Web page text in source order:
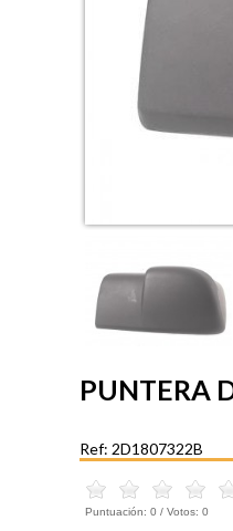
PUNTERA
Ref: 2D1807322B
Puntuación: 0 / Votos: 0